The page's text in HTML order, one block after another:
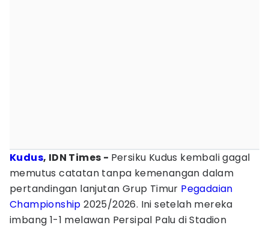
Kudus, IDN Times - Persiku Kudus kembali gagal
memutus catatan tanpa kemenangan dalam
pertandingan lanjutan Grup Timur Pegadaian
Championship 2025/2026. Ini setelah mereka
imbang 1-1 melawan Persipal Palu di Stadion